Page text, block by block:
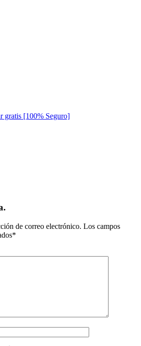
gratis [100% Seguro]
de correo electrónico. Los campos
*